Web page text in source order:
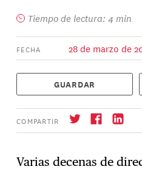
Tiempo de lectura: 4 min
FECHA 28 de marzo de
GUARDAR
COMPARTIR
Varias decenas de